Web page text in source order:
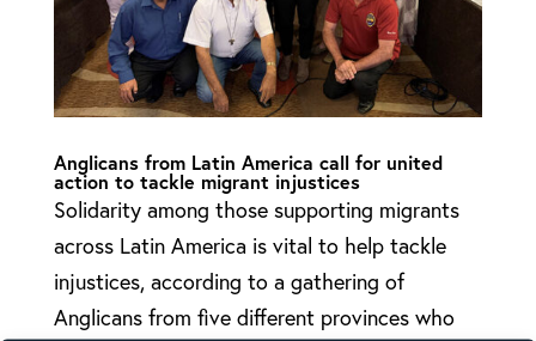
Anglicans from Latin America call for united
action to tackle migrant injustices
Solidarity among those supporting migrants
across Latin America is vital to help tackle
injustices, according to a gathering of
Anglicans from five different provinces who